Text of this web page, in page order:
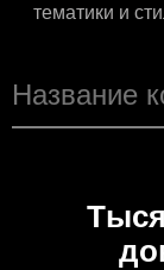
тематики и